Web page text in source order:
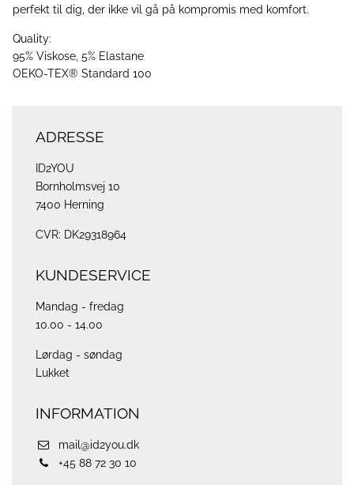
perfekt til dig, der ikke vil gå på kompromis med komfort.
Quality:
95% Viskose, 5% Elastane
OEKO-TEX® Standard 100
ADRESSE
ID2YOU
Bornholmsvej 10
7400 Herning
CVR: DK29318964
KUNDESERVICE
Mandag - fredag
10.00 - 14.00
Lørdag - søndag
Lukket
INFORMATION
mail@id2you.dk
+45 88 72 30 10